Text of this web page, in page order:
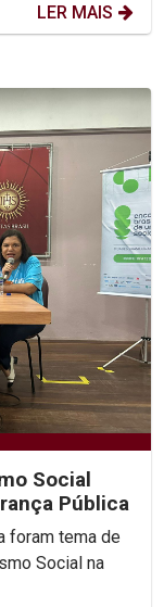
LER MAIS
Social
Pública
foram tema de
Social na